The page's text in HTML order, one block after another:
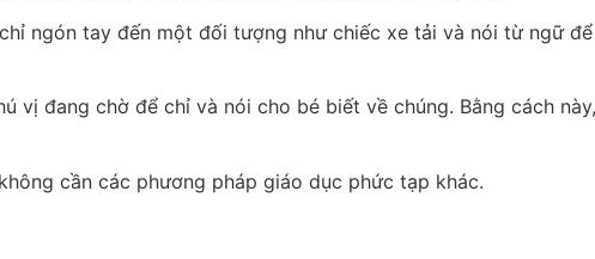
ngón tay đến một đối tượng như chiếc xe tải và nói từ ngữ
vị đang chờ để chỉ và nói cho bé biết về chúng. Bằng cách
cần các phương pháp giáo dục phức tạp khác.